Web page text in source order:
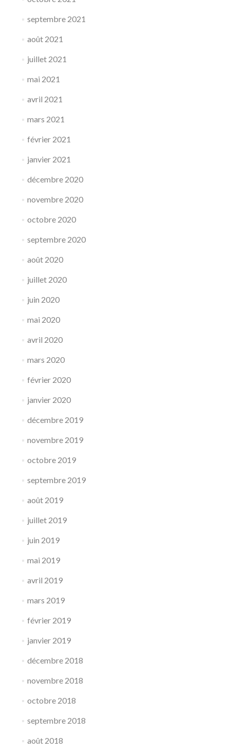
septembre 2021
août 2021
juillet 2021
mai 2021
avril 2021
mars 2021
février 2021
janvier 2021
décembre 2020
novembre 2020
octobre 2020
septembre 2020
août 2020
juillet 2020
juin 2020
mai 2020
avril 2020
mars 2020
février 2020
janvier 2020
décembre 2019
novembre 2019
octobre 2019
septembre 2019
août 2019
juillet 2019
juin 2019
mai 2019
avril 2019
mars 2019
février 2019
janvier 2019
décembre 2018
novembre 2018
octobre 2018
septembre 2018
août 2018